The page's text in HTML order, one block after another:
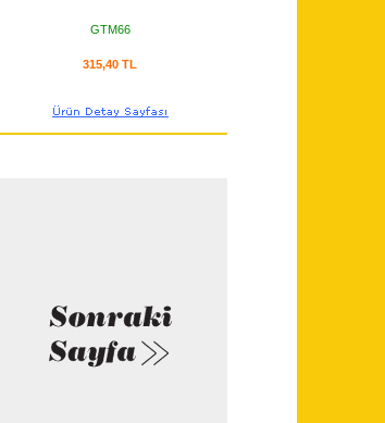
GTM66
315,40 TL